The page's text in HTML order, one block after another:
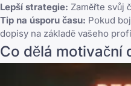
Lepší strategie: Zaměřte svůj
Tip na úsporu času: Pokud
dopisy na základě vašeho
Co dělá motivační